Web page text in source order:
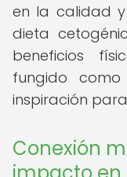
en la calidad
dieta
beneficios
fungido
inspiración
Conexión